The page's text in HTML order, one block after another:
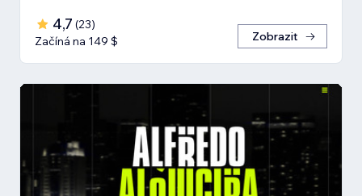
4,7 (23)
Začíná na 149 $
Zobrazit